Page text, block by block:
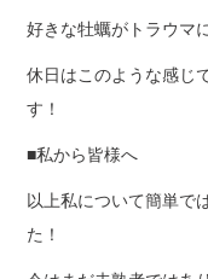
好きな牡蠣がトラウマ
休日はこのような感じ
す！
■私から皆様へ
以上私について簡単で
た！